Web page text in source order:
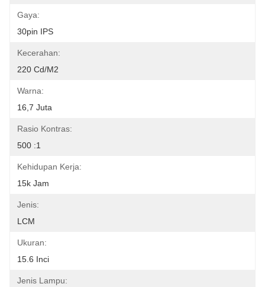
Gaya:
30pin IPS
Kecerahan:
220 Cd/m2
Warna:
16,7 Juta
Rasio Kontras:
500 :1
Kehidupan Kerja:
15k Jam
Jenis:
LCM
Ukuran:
15.6 Inci
Jenis Lampu: